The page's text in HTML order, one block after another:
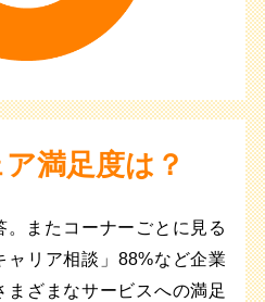
満足度は？
。またコーナーごとに見る
ャリア相談」88%など企業
まざまなサービスへの満足